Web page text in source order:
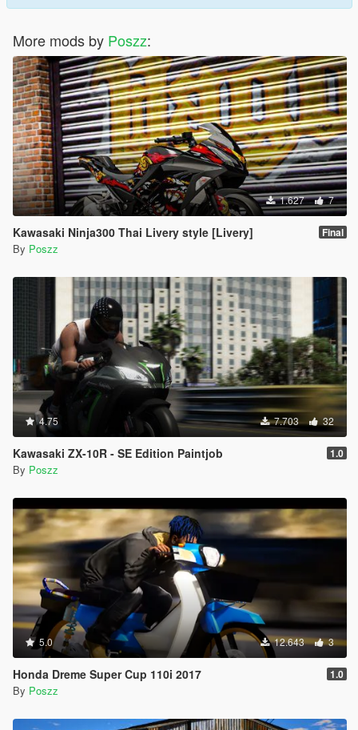
More mods by Poszz:
1.627 7
Kawasaki Ninja300 Thai Livery style [Livery] Final
By Poszz
4.75 7.703 32
Kawasaki ZX-10R - SE Edition Paintjob 1.0
By Poszz
5.0 12.643 3
Honda Dreme Super Cup 110i 2017 1.0
By Poszz